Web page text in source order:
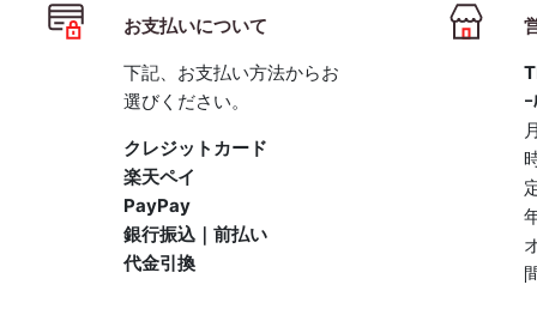
お支払いについて
下記、お支払い方法からお
選びください。
クレジットカード
楽天ペイ
PayPay
銀行振込｜前払い
代金引換